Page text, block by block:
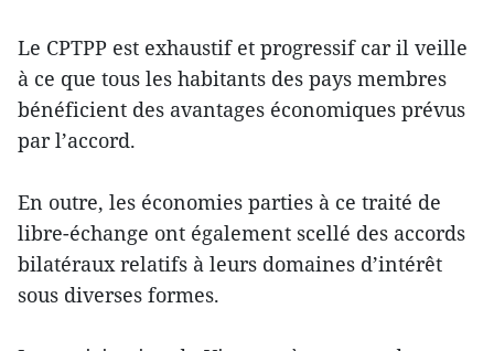
Le CPTPP est exhaustif et progressif car il veille
à ce que tous les habitants des pays membres
bénéficient des avantages économiques prévus
par l’accord.
En outre, les économies parties à ce traité de
libre-échange ont également scellé des accords
bilatéraux relatifs à leurs domaines d’intérêt
sous diverses formes.